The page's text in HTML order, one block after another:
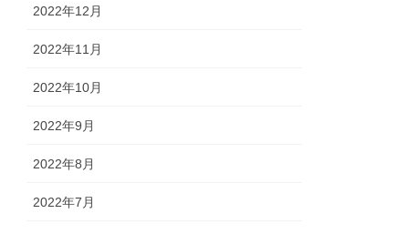
2022年12月
2022年11月
2022年10月
2022年9月
2022年8月
2022年7月